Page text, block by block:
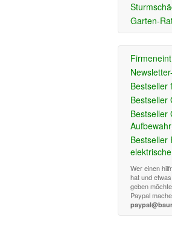
Garten-
Bestseller
Bestseller
Bestseller
Bestseller
Wer einen
hat und
geben
Paypal